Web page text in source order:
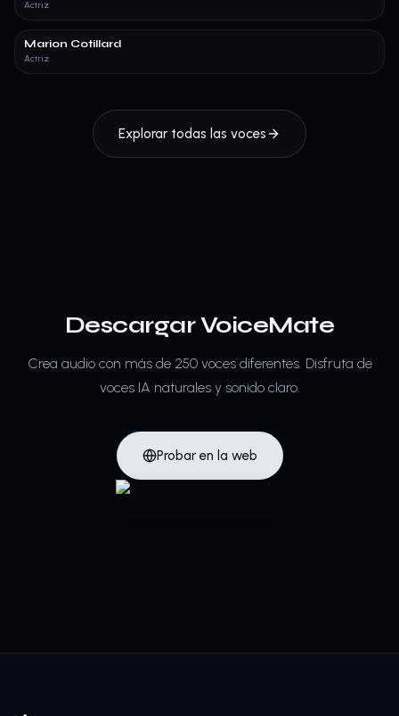
Actriz
Marion Cotillard
Actriz
Explorar todas las voces
Descargar VoiceMate
Crea audio con más de 250 voces diferentes. Disfruta de
voces IA naturales y sonido claro.
Probar en la web